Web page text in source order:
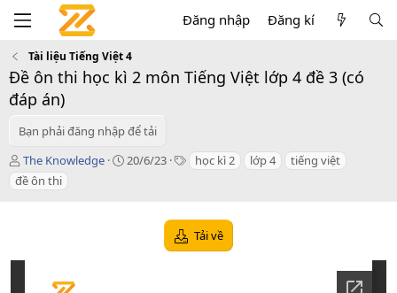
Đăng nhập Đăng kí
Tài liệu Tiếng Việt 4
Đề ôn thi học kì 2 môn Tiếng Việt lớp 4 đề 3 (có
đáp án)
Bạn phải đăng nhập để tải
T
á
c
The Knowledge
C
20/6/23
T học kì 2 lớp 4
tiếng việt
đề ôn thi
Tải về